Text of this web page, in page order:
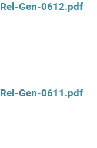
Rel-Gen-0612.pdf
Rel-Gen-0611.pdf